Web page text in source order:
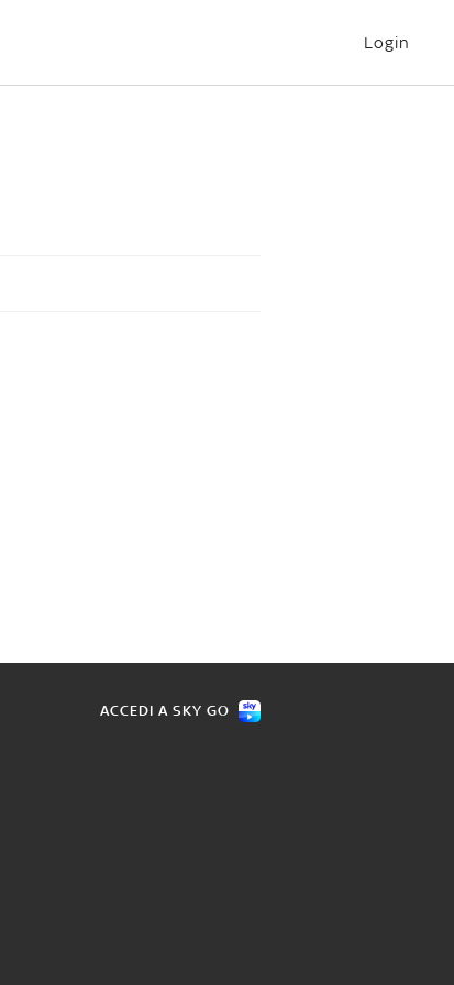
Login
ACCEDI A SKY GO